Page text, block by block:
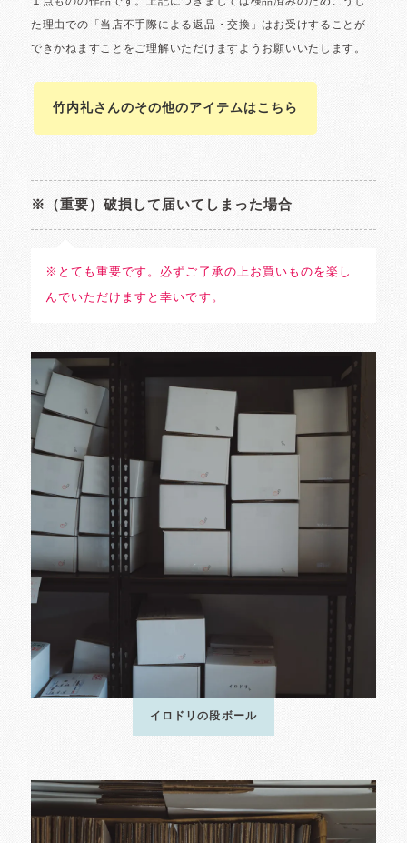
竹内礼さんのその他のアイテムはこちら
※（重要）破損して届いてしまった場合
※とても重要です。必ずご了承の上お買いものを楽し
んでいただけますと幸いです。
イロドリの段ボール